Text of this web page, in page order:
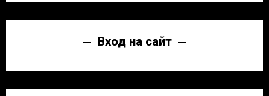
Вход на сайт